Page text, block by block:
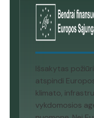
Išsakytas
atspindi
klimato,
vykdomosios